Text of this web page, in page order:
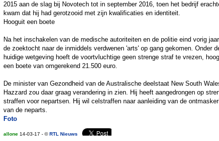
2015 aan de slag bij Novotech tot in september 2016, toen het bedrijf
kwam dat hij had gerotzooid met zijn kwalificaties en identiteit.
Hooguit een boete
Na het inschakelen van de medische autoriteiten en de politie eind vorig
de zoektocht naar de inmiddels verdwenen 'arts' op gang gekomen. Onder
huidige wetgeving hoeft de voortvluchtige geen strenge straf te vrezen,
een boete van omgerekend 21.500 euro.
De minister van Gezondheid van de Australische deelstaat New South
Hazzard zou daar graag verandering in zien. Hij heeft aangedrongen op
straffen voor nepartsen. Hij wil celstraffen naar aanleiding van de
van de neparts.
Foto
allone 14-03-17 - ©RTL Nieuws